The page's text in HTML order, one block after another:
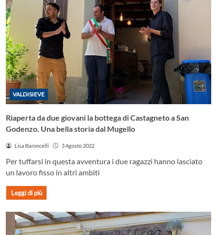
VALDISIEVE
Riaperta da due giovani la bottega di Castagneto a San
Godenzo. Una bella storia dal Mugello
Lisa Baroncelli 3 Agosto 2022
Per tuffarsi in questa avventura i due ragazzi hanno lasciato
un lavoro fisso in altri ambiti
Leggi di più